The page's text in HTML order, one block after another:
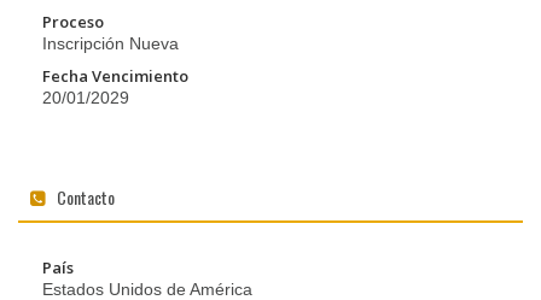
Proceso
Inscripción Nueva
Fecha Vencimiento
20/01/2029
Contacto
País
Estados Unidos de América